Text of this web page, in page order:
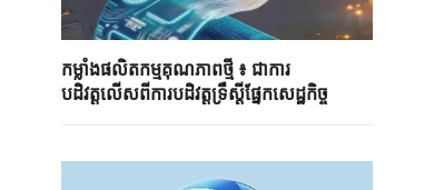
កម្លាំងផលិតកម្មគុណភាពថ្មី ៖ ជាការ
បដិវត្តលើសពីការបដិវត្តទ្រឹស្តីផ្នែកសេដ្ឋកិច្ច